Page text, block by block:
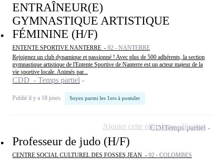
ENTRAÎNEUR(E)
GYMNASTIQUE ARTISTIQUE
FÉMININE (H/F)
ENTENTE SPORTIVE NANTERRE - 92 - NANTERRE
Rejoignez un club dynamique et passionné ! Avec plus de 500 adhérents, la section
gymnastique artistique de l'Entente Sportive de Nanterre est un acteur majeur de la
vie sportive locale. Animés par...
CDD - Temps partiel
Publié il y a 18 jours Soyez parmi les 1ers à postuler
Professeur de judo (H/F)
CENTRE SOCIAL CULTUREL DES FOSSES JEAN - 92 - COLOMBES
CDITemps partiel
Ajouter cette offre à ma sélection